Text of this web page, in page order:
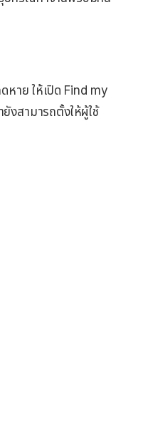
หาย ให้เปิด Find my
งสามารถตั้งให้ผู้ใช้